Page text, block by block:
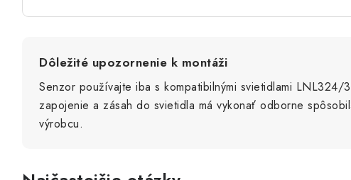
Dôležité upozornenie k montáži
Senzor používajte iba s kompatibilnými svietidlami
zapojenie a zásah do svietidla má vykonať odborne
výrobcu.